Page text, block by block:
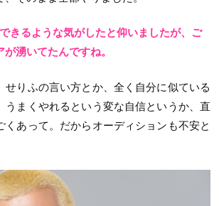
きるような気がしたと仰いましたが、ご
湧いてたんですね。
せりふの言い方とか、全く自分に似ている
うまくやれるという変な自信というか、直
くあって。だからオーディションも不安と